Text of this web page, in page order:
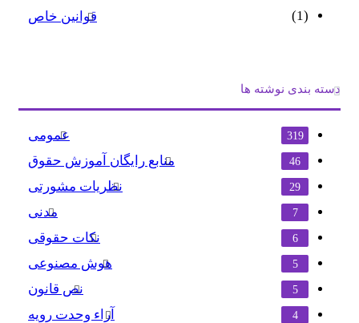
قوانین خاص
(1)
دسته بندی نوشته ها
عمومی 319
منابع رایگان آموزش حقوق 46
نظریات مشورتی 29
مدنی 7
نکات حقوقی 6
هوش مصنوعی 5
نص قانون 5
آراء وحدت رویه 4